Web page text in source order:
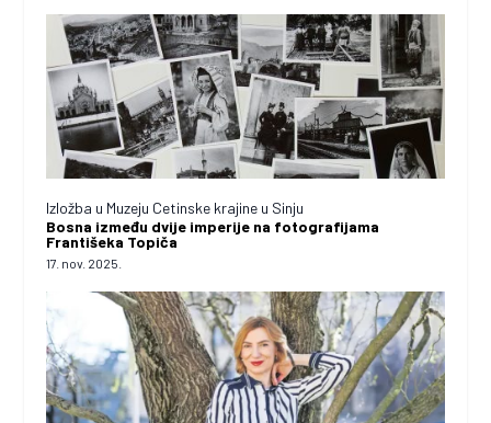
Izložba u Muzeju Cetinske krajine u Sinju
Bosna između dvije imperije na fotografijama
Františeka Topiča
17. nov. 2025.